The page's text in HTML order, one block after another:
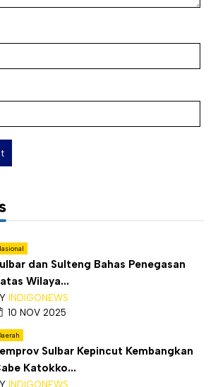
dan Sulteng Bahas Penegasan
Wilaya...
INDIGONEWS
10 NOV 2025
Sulbar Kepincut Kembangkan
Katokko...
INDIGONEWS